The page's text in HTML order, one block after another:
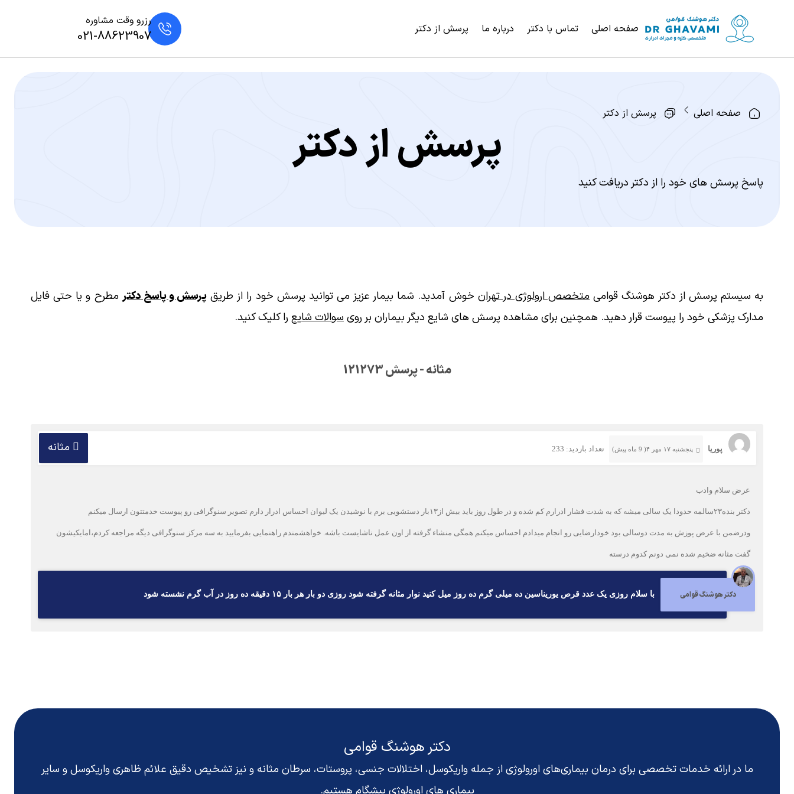
صفحه اصلی تماس با دکتر درباره ما پرسش از دکتر
رزرو وقت مشاوره
021-88623907
صفحه اصلی پرسش از دکتر
پرسش از دکتر
پاسخ پرسش های خود را از دکتر دریافت کنید
به سیستم پرسش از دکتر هوشنگ قوامیمتخصص ارولوژی در تهران خوش آمدید. شما بیمار عزیز می توانید پرسش خود را از طریق پرسش و پاسخ دکتر مطرح و یا حتی فایل
مدارک پزشکی خود را پیوست قرار دهید. همچنین برای مشاهده پرسش های شایع دیگر بیماران بر رویسوالات شایع را کلیک کنید.
مثانه - پرسش 121273
پوریا پنجشنبه ۱۷ مهر ۴( 9 ماه پیش) تعداد بازدید: 233 مثانه
عرض سلام وادب
دکتر بنده۲۳سالمه حدودا یک سالی میشه که به شدت فشار ادرارم کم شده و در طول روز باید بیش از۱۳بار دستشویی برم با نوشیدن یک لیوان احساس ادرار دارم تصویر سنوگرافی رو پیوست خدمتتون ارسال میکنم
ودرضمن با عرض پوزش به مدت دوسالی بود خودارضایی رو انجام میدادم احساس میکنم همگی منشاء گرفته از اون عمل ناشایست باشه. خواهشمندم راهنمایی بفرمایید به سه مرکز سنوگرافی دیگه مراجعه کردم،امایکیشون
گفت مثانه ضخیم شده نمی دونم کدوم درسته
دکتر هوشنگ قوامی با سلام روزی یک عدد قرص یوریناسین ده میلی گرم ده روز میل کنید نوار مثانه گرفته شود روزی دو بار هر بار ۱۵ دقیقه ده روز در آب گرم نشسته شود
دکتر هوشنگ قوامی
ما در ارائه خدمات تخصصی برای درمان بیماری‌های اورولوژی از جمله واریکوسل، اختلالات جنسی، پروستات، سرطان مثانه و نیز تشخیص دقیق علائم ظاهری واریکوسلو سایر